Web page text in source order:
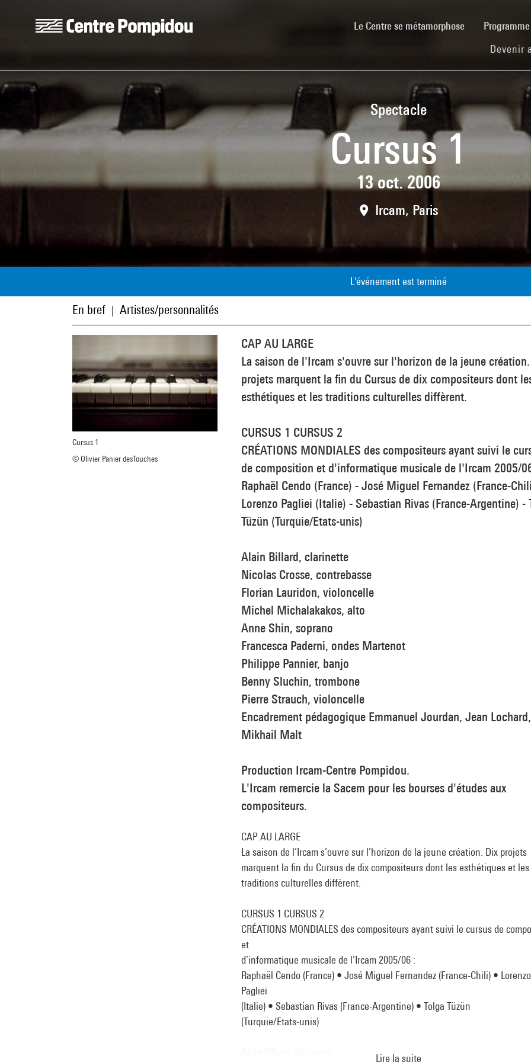
Le Centre se métamorphose(current)
Devenir
Spectacle
Cursus 1
13 oct. 2006
Ircam, Paris
L'événement est terminé
En bref Artistes/personnalités
Cursus 1
© Olivier Panier desTouches
CAP AU LARGE
La saison de l'Ircam s'ouvre sur l'horizon de la jeune
projets marquent la fin du Cursus de dix compositeurs dont
esthétiques et les traditions culturelles diffèrent.
CURSUS 1 CURSUS 2
CRÉATIONS MONDIALES des compositeurs ayant suivi le
de composition et d'informatique musicale de l'Ircam 2005/
Raphaël Cendo (France) - José Miguel Fernandez (France-
Lorenzo Pagliei (Italie) - Sebastian Rivas (France-Argentine) -
Tüzün (Turquie/Etats-unis)
Alain Billard, clarinette
Nicolas Crosse, contrebasse
Florian Lauridon, violoncelle
Michel Michalakakos, alto
Anne Shin, soprano
Francesca Paderni, ondes Martenot
Philippe Pannier, banjo
Benny Sluchin, trombone
Pierre Strauch, violoncelle
Encadrement pédagogique Emmanuel Jourdan, Jean Lochard,
Mikhail Malt
Production Ircam-Centre Pompidou.
L'Ircam remercie la Sacem pour les bourses d'études aux
compositeurs.
CAP AU LARGE
La saison de l’Ircam s’ouvre sur l’horizon de la jeune création. Dix projets
marquent la fin du Cursus de dix compositeurs dont les esthétiques et les
traditions culturelles diffèrent.
CURSUS 1 CURSUS 2
CRÉATIONS MONDIALES des compositeurs ayant suivi le cursus de
et
d’informatique musicale de l’Ircam 2005/06 :
Raphaël Cendo (France) • José Miguel Fernandez (France-Chili) • Lorenzo
Pagliei
(Italie) • Sebastian Rivas (France-Argentine) • Tolga Tüzün
(Turquie/Etats-unis)
Lire la suite